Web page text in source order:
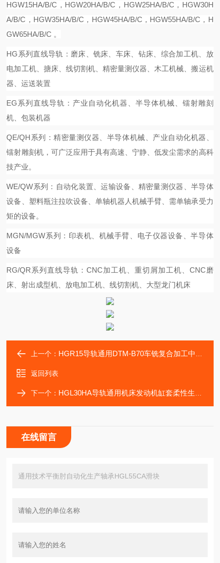
HGW15HA/B/C， HGW20HA/B/C， HGW25HA/B/C， HGW30H
A/B/C， HGW35HA/B/C， HGW45HA/B/C， HGW55HA/B/C， H
GW65HA/B/C 。
HG系列直线导轨：磨床、铣床、车床、钻床、综合加工机、放
电加工机、搪床、线切割机、精密量测仪器、木工机械、搬运机
器、运送装置
EG系列直线导轨：产业自动化机器、半导体机械、镭射雕刻
机、包装机器
QE/QH系列：精密量测仪器、半导体机械、产业自动化机器、
镭射雕刻机，可广泛应用于具有高速、宁静、低发尘需求的高科
技产业。
WE/QW系列：自动化装置、运输设备、精密量测仪器、半导体
设备、塑料瓶注拉吹设备、单轴机器人机械手臂、需单轴承受力
矩的设备。
MGN/MGW系列：印表机、机械手臂、电子仪器设备、半导体
设备
RG/QR系列直线导轨：CNC加工机、重切屑加工机、CNC磨
床、射出成型机、放电加工机、线切割机、大型龙门机床
上一个： HGR15导轨通用DTM-B70车铣复合加工中心滑块HGW15CA
返回列表
下一个： HGL30HA导轨通用机床发动机缸套柔性生产线滑块HGL30CA
在线留言